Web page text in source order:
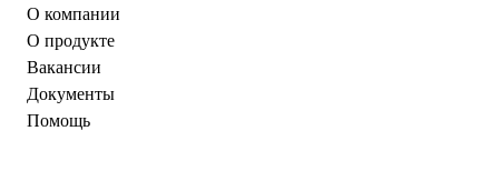
О компании
О продукте
Вакансии
Документы
Помощь